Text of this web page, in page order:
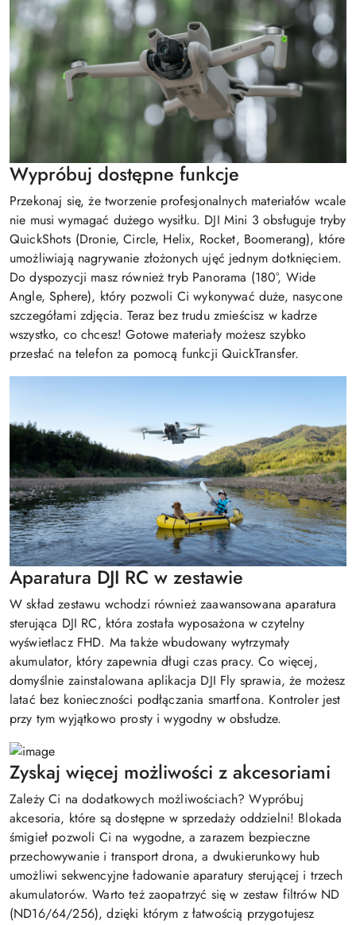
Wypróbuj dostępne funkcje
Przekonaj się, że tworzenie profesjonalnych materiałów wcale
nie musi wymagać dużego wysiłku. DJI Mini 3 obsługuje tryby
QuickShots (Dronie, Circle, Helix, Rocket, Boomerang), które
umożliwiają nagrywanie złożonych ujęć jednym dotknięciem.
Do dyspozycji masz również tryb Panorama (180°, Wide
Angle, Sphere), który pozwoli Ci wykonywać duże, nasycone
szczegółami zdjęcia. Teraz bez trudu zmieścisz w kadrze
wszystko, co chcesz! Gotowe materiały możesz szybko
przesłać na telefon za pomocą funkcji QuickTransfer.
Aparatura DJI RC w zestawie
W skład zestawu wchodzi również zaawansowana aparatura
sterująca DJI RC, która została wyposażona w czytelny
wyświetlacz FHD. Ma także wbudowany wytrzymały
akumulator, który zapewnia długi czas pracy. Co więcej,
domyślnie zainstalowana aplikacja DJI Fly sprawia, że możesz
latać bez konieczności podłączania smartfona. Kontroler jest
przy tym wyjątkowo prosty i wygodny w obsłudze.
Zyskaj więcej możliwości z akcesoriami
Zależy Ci na dodatkowych możliwościach? Wypróbuj
akcesoria, które są dostępne w sprzedaży oddzielni! Blokada
śmigieł pozwoli Ci na wygodne, a zarazem bezpieczne
przechowywanie i transport drona, a dwukierunkowy hub
umożliwi sekwencyjne ładowanie aparatury sterującej i trzech
akumulatorów. Warto też zaopatrzyć się w zestaw filtrów ND
(ND16/64/256), dzięki którym z łatwością przygotujesz